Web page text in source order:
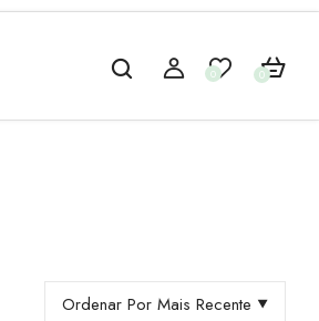
0 0
Ordenar Por Mais Recente